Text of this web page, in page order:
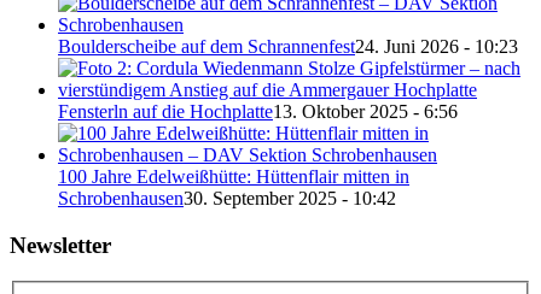
Boulderscheibe auf dem Schrannenfest24. Juni 2026 - 10:23
Fensterln auf die Hochplatte13. Oktober 2025 - 6:56
100 Jahre Edelweißhütte: Hüttenflair mitten in
Schrobenhausen30. September 2025 - 10:42
Newsletter